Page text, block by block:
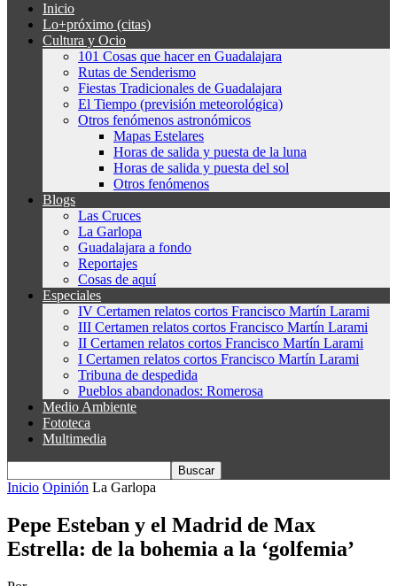
Inicio
Lo+próximo (citas)
Cultura y Ocio
101 Cosas que hacer en Guadalajara
Rutas de Senderismo
Fiestas Tradicionales de Guadalajara
El Tiempo (previsión meteorológica)
Otros fenómenos astronómicos
Mapas Estelares
Horas de salida y puesta de la luna
Horas de salida y puesta del sol
Otros fenómenos
Blogs
Las Cruces
La Garlopa
Guadalajara a fondo
Reportajes
Cosas de aquí
Especiales
IV Certamen relatos cortos Francisco Martín Larami
III Certamen relatos cortos Francisco Martín Larami
II Certamen relatos cortos Francisco Martín Larami
I Certamen relatos cortos Francisco Martín Larami
Tribuna de despedida
Pueblos abandonados: Romerosa
Medio Ambiente
Fototeca
Multimedia
Inicio Opinión La Garlopa
Pepe Esteban y el Madrid de Max
Estrella: de la bohemia a la ‘golfemia’